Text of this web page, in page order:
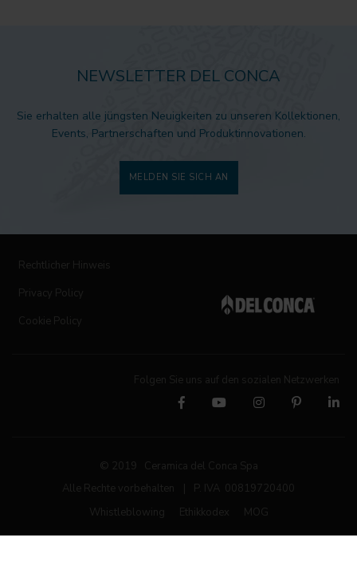
NEWSLETTER DEL CONCA
Sie erhalten alle jüngsten Neuigkeiten zu unseren Kollektionen,
Events, Partnerschaften und Produktinnovationen.
MELDEN SIE SICH AN
Rechtlicher Hinweis
Privacy Policy
Cookie Policy
Folgen Sie uns auf den sozialen Netzwerken
© 2019 Ceramica del Conca Spa
Alle Rechte vorbehalten
P. IVA 00819720400
Whistleblowing
Ethikkodex MOG